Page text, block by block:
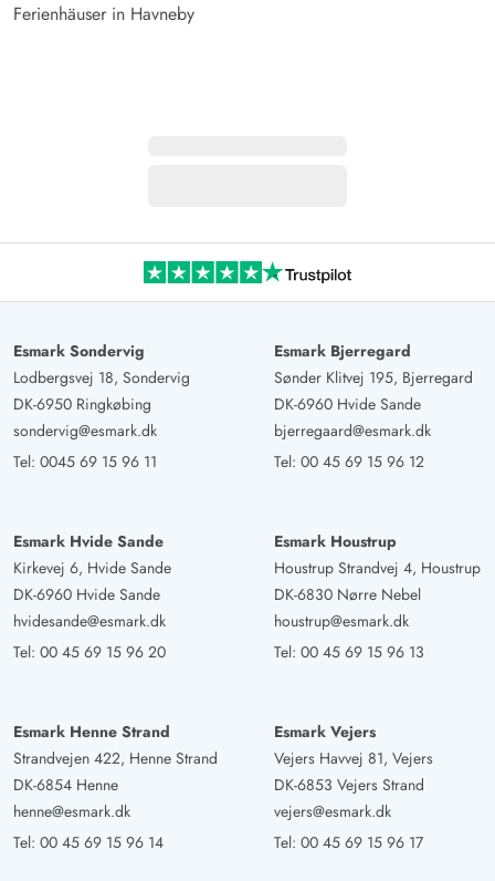
Ferienhäuser in Havneby
Esmark Sondervig
Lodbergsvej 18, Sondervig
DK-6950 Ringkøbing
sondervig@esmark.dk
Tel: 0045 69 15 96 11
Esmark Bjerregard
Sønder Klitvej 195, Bjerregard
DK-6960 Hvide Sande
bjerregaard@esmark.dk
Tel: 00 45 69 15 96 12
Esmark Hvide Sande
Kirkevej 6, Hvide Sande
DK-6960 Hvide Sande
hvidesande@esmark.dk
Tel: 00 45 69 15 96 20
Esmark Houstrup
Houstrup Strandvej 4, Houstrup
DK-6830 Nørre Nebel
houstrup@esmark.dk
Tel: 00 45 69 15 96 13
Esmark Henne Strand
Strandvejen 422, Henne Strand
DK-6854 Henne
henne@esmark.dk
Tel: 00 45 69 15 96 14
Esmark Vejers
Vejers Havvej 81, Vejers
DK-6853 Vejers Strand
vejers@esmark.dk
Tel: 00 45 69 15 96 17